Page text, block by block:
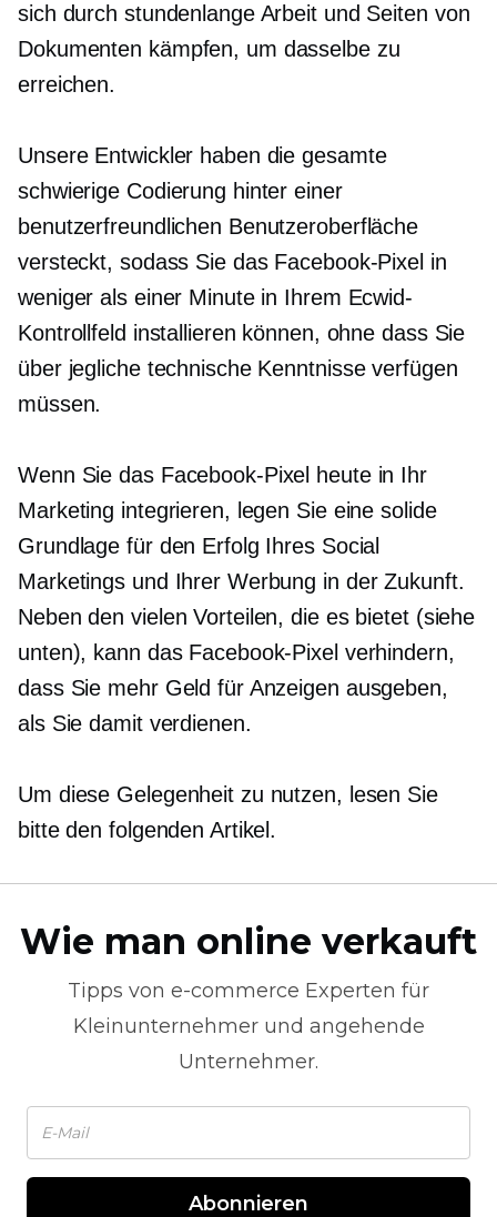
sich durch stundenlange Arbeit und Seiten von
Dokumenten kämpfen, um dasselbe zu
erreichen.
Unsere Entwickler haben die gesamte
schwierige Codierung hinter einer
benutzerfreundlichen Benutzeroberfläche
versteckt, sodass Sie das Facebook-Pixel in
weniger als einer Minute in Ihrem Ecwid-
Kontrollfeld installieren können, ohne dass Sie
über jegliche technische Kenntnisse verfügen
müssen.
Wenn Sie das Facebook-Pixel heute in Ihr
Marketing integrieren, legen Sie eine solide
Grundlage für den Erfolg Ihres Social
Marketings und Ihrer Werbung in der Zukunft.
Neben den vielen Vorteilen, die es bietet (siehe
unten), kann das Facebook-Pixel verhindern,
dass Sie mehr Geld für Anzeigen ausgeben,
als Sie damit verdienen.
Um diese Gelegenheit zu nutzen, lesen Sie
bitte den folgenden Artikel.
Wie man online verkauft
Tipps von e-commerce Experten für
Kleinunternehmer und angehende
Unternehmer.
Abonnieren